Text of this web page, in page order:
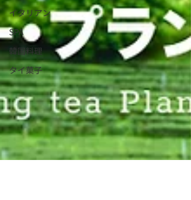
イタリアン
SPA
韓国料理
タイ菓子